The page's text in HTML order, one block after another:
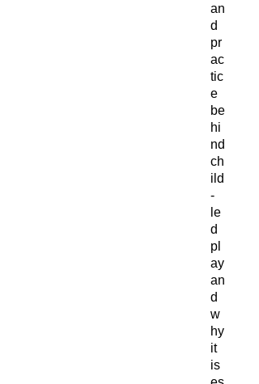
an
d
pr
ac
tic
e
be
hi
nd
ch
ild
-
le
d
pl
ay
an
d
w
hy
it
is